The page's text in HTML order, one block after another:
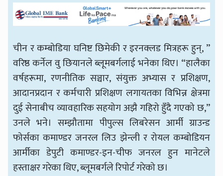
चीन र कम्बोडिया घनिष्ट छिमेकी र इरनक्लड मित्रहरू हुन्, ”
वरिष्ठ कर्नेल वु छियानले ब्लूमबर्गलाई भनेका थिए। “हालैका
वर्षहरूमा, रणनीतिक सञ्चार, संयुक्त अभ्यास र प्रशिक्षण,
आदानप्रदान र कर्मचारी प्रशिक्षण लगायतका विभिन्न क्षेत्रमा
दुई सेनाबीच व्यावहारिक सहयोग अझै गहिरो हुँदै गएको छ,”
उनले भने। सम्झौतामा पीपुल्स लिबरेसन आर्मी ग्राउन्ड
फोर्सका कमाण्डर जनरल लिउ झेन्ली र रोयल कम्बोडियन
आर्मीका डेपुटी कमाण्डर-इन-चीफ जनरल हुन मानेटले
हस्ताक्षर गरेका थिए, ब्लूमबर्गले रिपोर्ट गरेको छ।